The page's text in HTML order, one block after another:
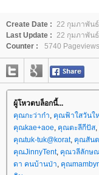
Create Date : 22 กุมภาพัน
Last Update : 22 กุมภาพัน
Counter :
5740
ผู้โหวตบล็อกนี้...
คุณกะว่าก๋า, คุณฟ้าใสวันใ
คุณkae+aoe, คุณตะลีกีปัส,
คุณtuk-tuk@korat, คุณสันต
คุณJinnyTent, คุณวลีลักษ
ดา คนบ้านป่า, คุณ